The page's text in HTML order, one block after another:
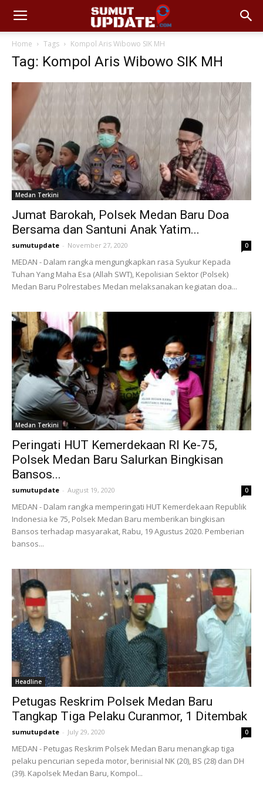
Home Tags Kompol Aris Wibowo SIK MH
Tag: Kompol Aris Wibowo SIK MH
Medan Terkini
Jumat Barokah, Polsek Medan Baru Doa
Bersama dan Santuni Anak Yatim...
sumutupdate - November 27, 2020 0
MEDAN - Dalam rangka mengungkapkan rasa Syukur Kepada
Tuhan Yang Maha Esa (Allah SWT), Kepolisian Sektor (Polsek)
Medan Baru Polrestabes Medan melaksanakan kegiatan doa...
Medan Terkini
Peringati HUT Kemerdekaan RI Ke-75,
Polsek Medan Baru Salurkan Bingkisan
Bansos...
sumutupdate - August 19, 2020 0
MEDAN - Dalam rangka memperingati HUT Kemerdekaan Republik
Indonesia ke 75, Polsek Medan Baru memberikan bingkisan
Bansos terhadap masyarakat, Rabu, 19 Agustus 2020. Pemberian
bansos...
Headline
Petugas Reskrim Polsek Medan Baru
Tangkap Tiga Pelaku Curanmor, 1 Ditembak
sumutupdate - July 29, 2020 0
MEDAN - Petugas Reskrim Polsek Medan Baru menangkap tiga
pelaku pencurian sepeda motor, berinisial NK (20), BS (28) dan DH
(39). Kapolsek Medan Baru, Kompol...